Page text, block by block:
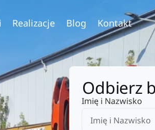
Realizacje Blog Kontakt
Odbierz
Imię i Nazwisko